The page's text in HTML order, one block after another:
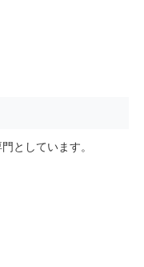
としています。